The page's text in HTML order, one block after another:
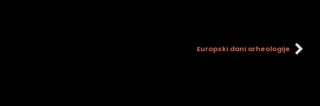
Europski dani arheologije